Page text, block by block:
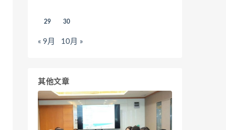
29 30
« 9月 10月 »
其他文章